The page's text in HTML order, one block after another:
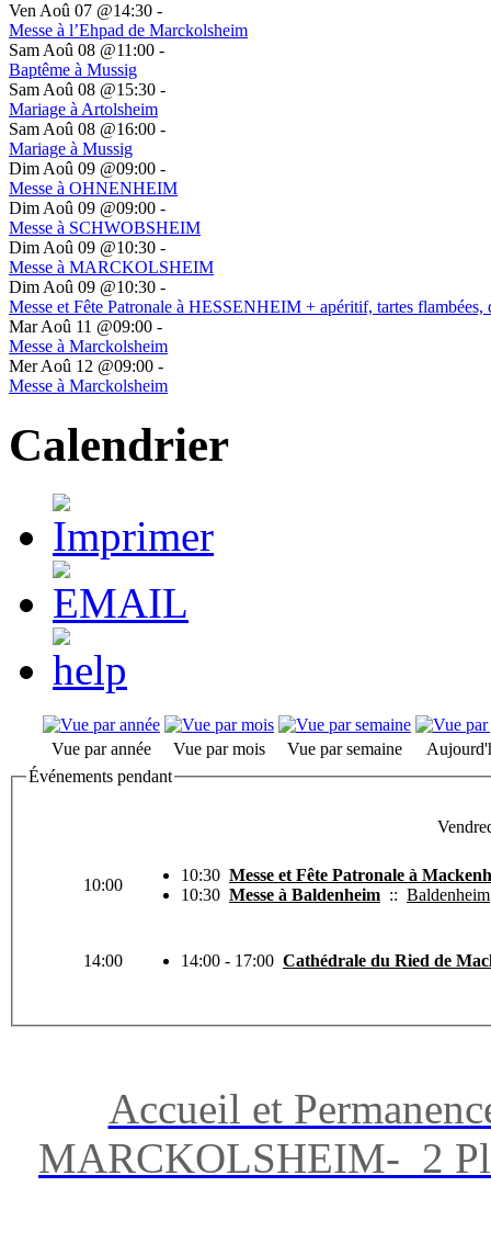
Ven Aoû 07 @14:30 -
Messe à l’Ehpad de Marckolsheim
Sam Aoû 08 @11:00 -
Baptême à Mussig
Sam Aoû 08 @15:30 -
Mariage à Artolsheim
Sam Aoû 08 @16:00 -
Mariage à Mussig
Dim Aoû 09 @09:00 -
Messe à OHNENHEIM
Dim Aoû 09 @09:00 -
Messe à SCHWOBSHEIM
Dim Aoû 09 @10:30 -
Messe à MARCKOLSHEIM
Dim Aoû 09 @10:30 -
Messe et Fête Patronale à HESSENHEIM + apéritif, tartes flambées,
Mar Aoû 11 @09:00 -
Messe à Marckolsheim
Mer Aoû 12 @09:00 -
Messe à Marckolsheim
Calendrier
Vue par année Vue par mois Vue par semaine
Événements pendant
10:00
10:30 Messe et Fête Patronale à
10:30 Messe à Baldenheim :: Baldenheim
14:00 14:00 - 17:00 Cathédrale du Ried de
Accueil et
MARCKOLSHEIM- 2